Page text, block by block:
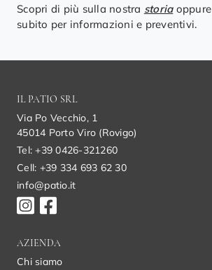
Scopri di più sulla nostra storiaoppure
subito per informazioni e preventivi.
IL PATIO SRL
Via Po Vecchio, 1
45014 Porto Viro (Rovigo)
Tel: +39 0426-321260
Cell: +39 334 693 62 30
info@patio.it
AZIENDA
Chi siamo